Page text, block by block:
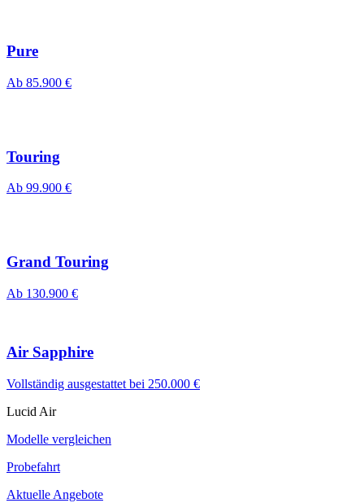
Pure
Ab 85.900 €
Touring
Ab 99.900 €
Grand Touring
Ab 130.900 €
Air Sapphire
Vollständig ausgestattet bei 250.000 €
Lucid Air
Modelle vergleichen
Probefahrt
Aktuelle Angebote